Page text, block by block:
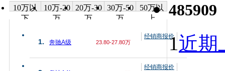
10万以
下
10万-20
万
20万-30
万
30万-50
万
50万以
上
1. 奔驰A级 23.80-27.80万
经销商报价
经销商报价
485909
1近期